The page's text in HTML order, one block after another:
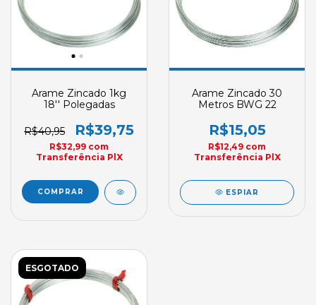
Arame Zincado 1kg
18'' Polegadas
R$40,95 R$39,75
R$32,99 com
Transferência PlX
Arame Zincado 30
Metros BWG 22
R$15,05
R$12,49 com
Transferência PlX
ESPIAR
ESGOTADO